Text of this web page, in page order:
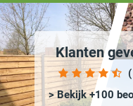
Klanten
> Bekijk +100